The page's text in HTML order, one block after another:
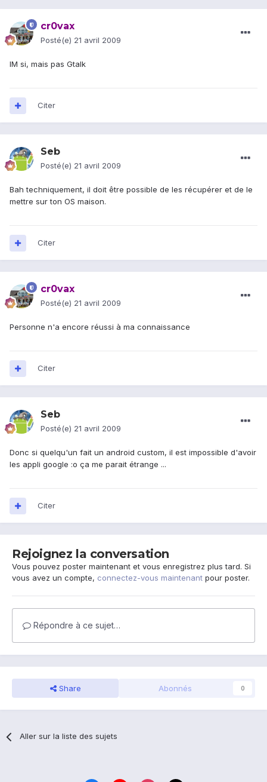
cr0vax
Posté(e) 21 avril 2009
IM si, mais pas Gtalk
Citer
Seb
Posté(e) 21 avril 2009
Bah techniquement, il doit être possible de les récupérer et de le
mettre sur ton OS maison.
Citer
cr0vax
Posté(e) 21 avril 2009
Personne n'a encore réussi à ma connaissance
Citer
Seb
Posté(e) 21 avril 2009
Donc si quelqu'un fait un android custom, il est impossible d'avoir
les appli google :o ça me parait étrange ...
Citer
Rejoignez la conversation
Vous pouvez poster maintenant et vous enregistrez plus tard. Si
vous avez un compte, connectez-vous maintenant pour poster.
Répondre à ce sujet…
Share Abonnés 0
Aller sur la liste des sujets